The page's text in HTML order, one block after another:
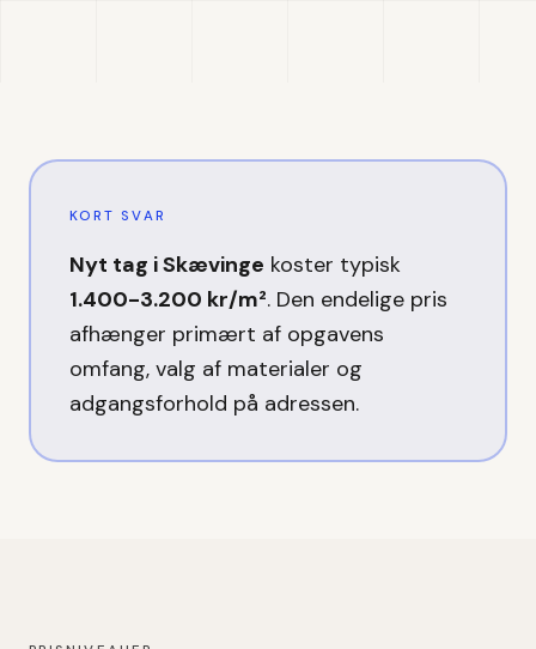
KORT SVAR
Nyt tag iSkævinge koster typisk
1.400-3.200 kr/m². Den endelige pris
afhænger primært af opgavens
omfang, valg af materialer og
adgangsforhold på adressen.